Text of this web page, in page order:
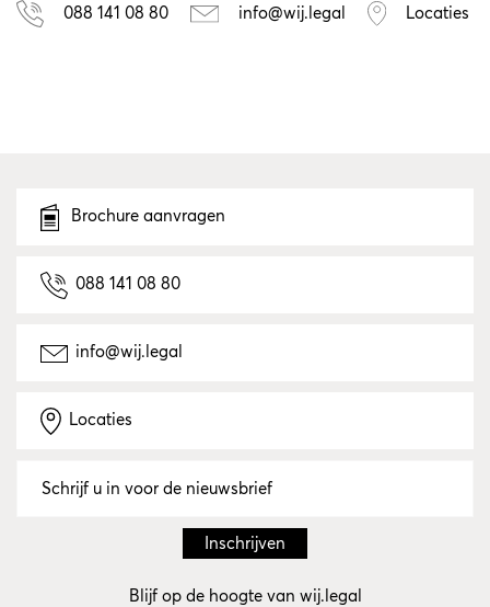
088 141 08 80 info@wij.legal Locaties
Brochure aanvragen
088 141 08 80
info@wij.legal
Locaties
Blijf op de hoogte van wij.legal